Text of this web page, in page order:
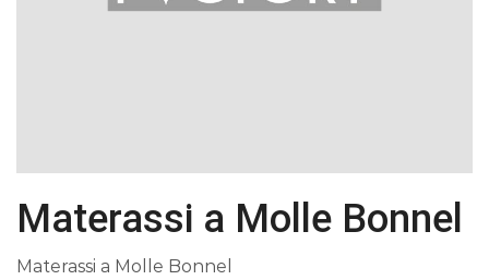
Materassi a Molle Bonnel
Materassi a Molle Bonnel